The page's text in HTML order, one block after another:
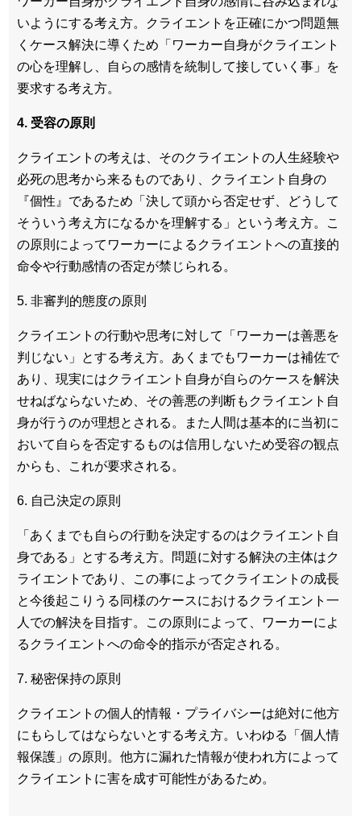
いようにする考え方。クライエントを正確にかつ問題無
くケース解決に導くため「ワーカー自身がクライエント
の心を理解し、自らの感情を統制して接していく事」を
要求する考え方。
4. 受容の原則
クライエントの考えは、そのクライエントの人生経験や
必死の思考から来るものであり、クライエント自身の
『個性』であるため「決して頭から否定せず、どうして
そういう考え方になるかを理解する」という考え方。こ
の原則によってワーカーによるクライエントへの直接的
命令や行動感情の否定が禁じられる。
5. 非審判的態度の原則
クライエントの行動や思考に対して「ワーカーは善悪を
判じない」とする考え方。あくまでもワーカーは補佐で
あり、現実にはクライエント自身が自らのケースを解決
せねばならないため、その善悪の判断もクライエント自
身が行うのが理想とされる。また人間は基本的に当初に
おいて自らを否定するものは信用しないため受容の観点
からも、これが要求される。
6. 自己決定の原則
「あくまでも自らの行動を決定するのはクライエント自
身である」とする考え方。問題に対する解決の主体はク
ライエントであり、この事によってクライエントの成長
と今後起こりうる同様のケースにおけるクライエント一
人での解決を目指す。この原則によって、ワーカーによ
るクライエントへの命令的指示が否定される。
7. 秘密保持の原則
クライエントの個人的情報・プライバシーは絶対に他方
にもらしてはならないとする考え方。いわゆる「個人情
報保護」の原則。他方に漏れた情報が使われ方によって
クライエントに害を成す可能性があるため。